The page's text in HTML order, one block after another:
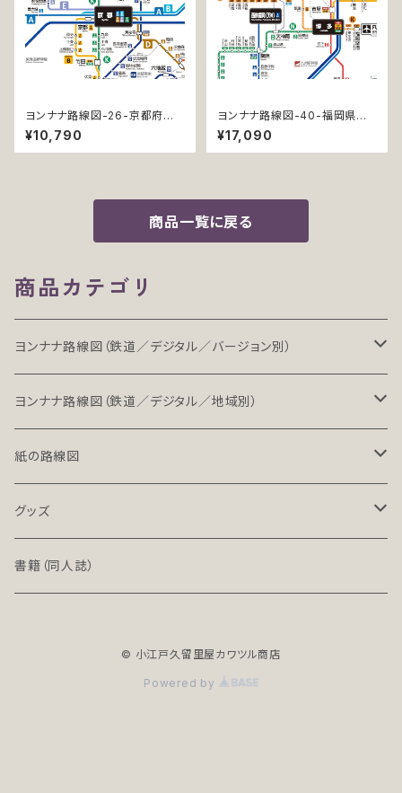
ヨンナナ路線図-26-京都府の
鉄道 (Kyoto / デジタル / PR
O)
¥10,790
ヨンナナ路線図-40-福岡県の
鉄道 (Fukuoka / デジタル / P
RO-NC)
¥17,090
商品一覧に戻る
商品カテゴリ
ヨンナナ路線図（鉄道／デジタル／バージョン別）
LT（ライト）
LT-NC（ライト／ノンクレジット版）
PRO（プロ）
PRO-NC（プロ／ノンクレジット版）
ヨンナナ路線図（鉄道／デジタル／地域別）
北海道・東北地方の鉄道（デジタル）
関東地方の鉄道（デジタル）
中部地方の鉄道（デジタル）
紙の路線図
鉄道路線図
高速道路案内図
グッズ
文具（クリアファイル）
書籍（同人誌）
© 小江戸久留里屋カワツル商店
Powered by